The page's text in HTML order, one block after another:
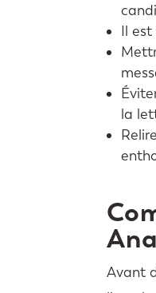
Il est
la
Avant